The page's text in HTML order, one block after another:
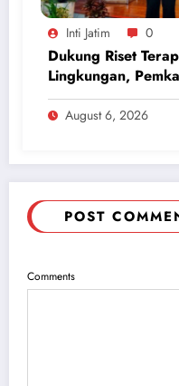
Inti Jatim 0
Dukung Riset
Lingkungan,
ICAPSTURE 2026
August 6, 2026
POST
Comments